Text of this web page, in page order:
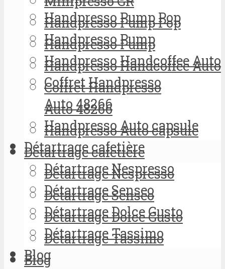
Handpresso Pump Pop
Handpresso Pump
Handpresso Handcoffee Auto
Coffret Handpresso
Auto 48266
Handpresso Auto capsule
Détartrage cafetière
Détartrage Nespresso
Détartrage Senseo
Détartrage Dolce Gusto
Détartrage Tassimo
Blog
Handpresso Pump Pop
Handpresso Pump
Handpresso Handcoffee Auto
Coffret Handpresso
Auto 48266
Handpresso Auto capsule
Détartrage cafetière
Détartrage Nespresso
Détartrage Senseo
Détartrage Dolce Gusto
Détartrage Tassimo
Blog